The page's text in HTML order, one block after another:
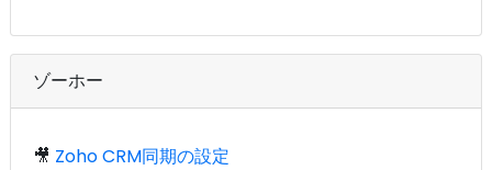
ゾーホー
🎥 Zoho CRM同期の設定